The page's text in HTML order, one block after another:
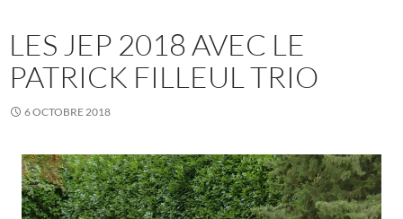
LES JEP 2018 AVEC LE
PATRICK FILLEUL TRIO
6 OCTOBRE 2018